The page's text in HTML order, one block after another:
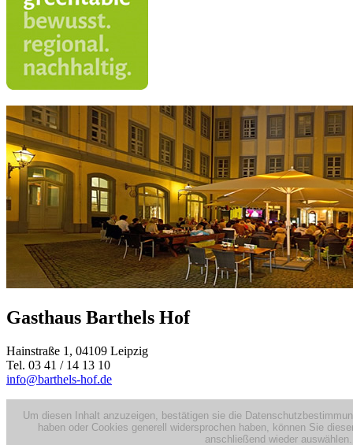
Gasthaus Barthels Hof
Hainstraße 1, 04109 Leipzig
Tel. 03 41 / 14 13 10
info@barthels-hof.de